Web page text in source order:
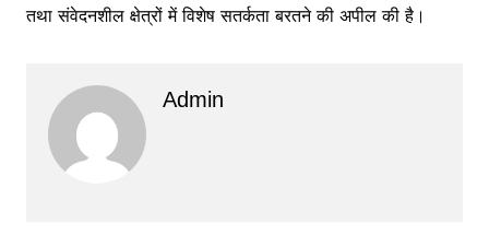
तथा संवेदनशील क्षेत्रों में विशेष सतर्कता बरतने की अपील की है।
Admin